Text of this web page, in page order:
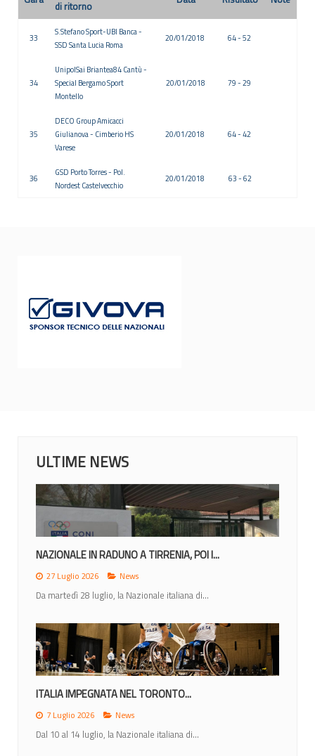
di ritorno
33
S.Stefano Sport-UBI Banca -
SSD Santa Lucia Roma
20/01/2018 64 - 52
34
UnipolSai Briantea84 Cantù -
Special Bergamo Sport
Montello
20/01/2018 79 - 29
35
DECO Group Amicacci
Giulianova - Cimberio HS
Varese
20/01/2018 64 - 42
36
GSD Porto Torres - Pol.
Nordest Castelvecchio
20/01/2018 63 - 62
ULTIME NEWS
NAZIONALE IN RADUNO A TIRRENIA, POI I...
27 Luglio 2026 News
Da martedì 28 luglio, la Nazionale italiana di...
ITALIA IMPEGNATA NEL TORONTO...
7 Luglio 2026 News
Dal 10 al 14 luglio, la Nazionale italiana di...